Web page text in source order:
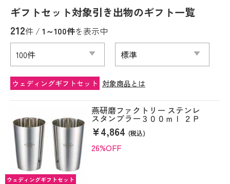
ギフトセット対象引き出物のギフト一覧
212件 / 1～100件を表示中
ウェディングギフトセット 対象商品とは
ウェディングギフトセット
燕研磨ファクトリー ステンレ
スタンブラー３００ｍｌ ２Ｐ
¥4,864(税込)
26%OFF